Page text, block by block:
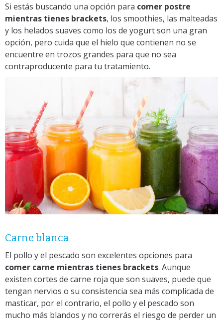
Si estás buscando una opción para comer postre
mientras tienes brackets, los smoothies, las malteadas
y los helados suaves como los de yogurt son una gran
opción, pero cuida que el hielo que contienen no se
encuentre en trozos grandes para que no sea
contraproducente para tu tratamiento.
Carne blanca
El pollo y el pescado son excelentes opciones para
comer carne mientras tienes brackets. Aunque
existen cortes de carne roja que son suaves, puede que
tengan nervios o su consistencia sea más complicada de
masticar, por el contrario, el pollo y el pescado son
mucho más blandos y no correrás el riesgo de perder un